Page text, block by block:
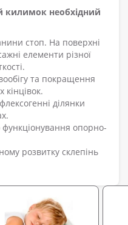
килимок необхідний
стоп. На поверхні
елементи різної
та покращення
ділянки
опорно-
розвитку склепінь